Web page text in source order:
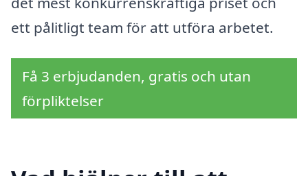
ett pålitligt team för att utföra arbetet.
Få 3 erbjudanden, gratis och utan
förpliktelser